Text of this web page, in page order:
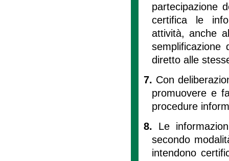
partecipazione
certifica le
attività, anche
semplificazione
diretto alle
7. Con
promuovere e
procedure
8. Le
secondo
intendono